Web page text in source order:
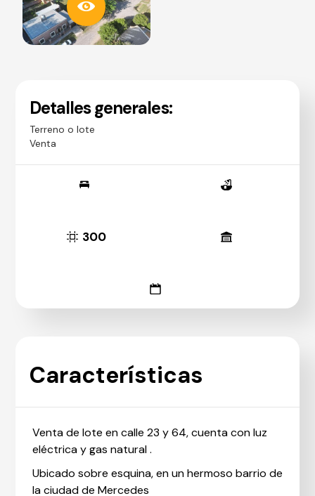
Detalles generales:
Terreno o lote
Venta
300
Características
Venta de lote en calle 23 y 64, cuenta con luz
eléctrica y gas natural .
Ubicado sobre esquina, en un hermoso barrio de
la ciudad de Mercedes